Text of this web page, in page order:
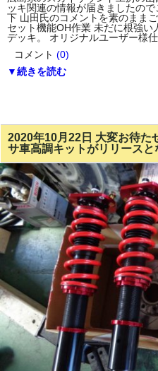
ッキ関連の情報が届きましたの
下 山田氏のコメントを素のま
セット機能OH作業 未だに根強い
デッキ。 オリジナルユーザー様
コメント (0)
▼続きを読む
2020年10月22日 大変お待
サ車高調キットがリリースと